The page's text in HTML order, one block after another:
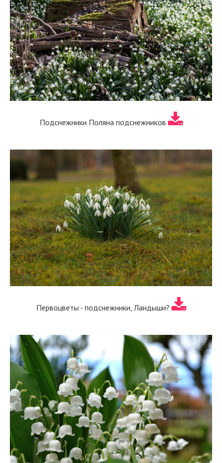
Подснежники Поляна подснежников
Первоцветы - подснежники, Ландыши?